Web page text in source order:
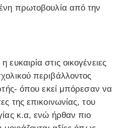
πρωτοβουλία από την
στις οικογένειες
περιβάλλοντος
όπου εκεί μπόρεσαν να
της επικοινωνίας, του
κ.α, ενώ ήρθαν πιο